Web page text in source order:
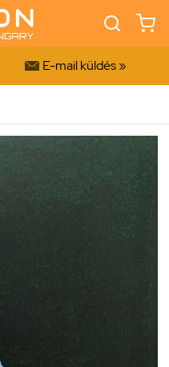
 E-mail küldés »